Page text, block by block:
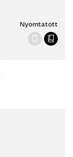
Nyomtatott